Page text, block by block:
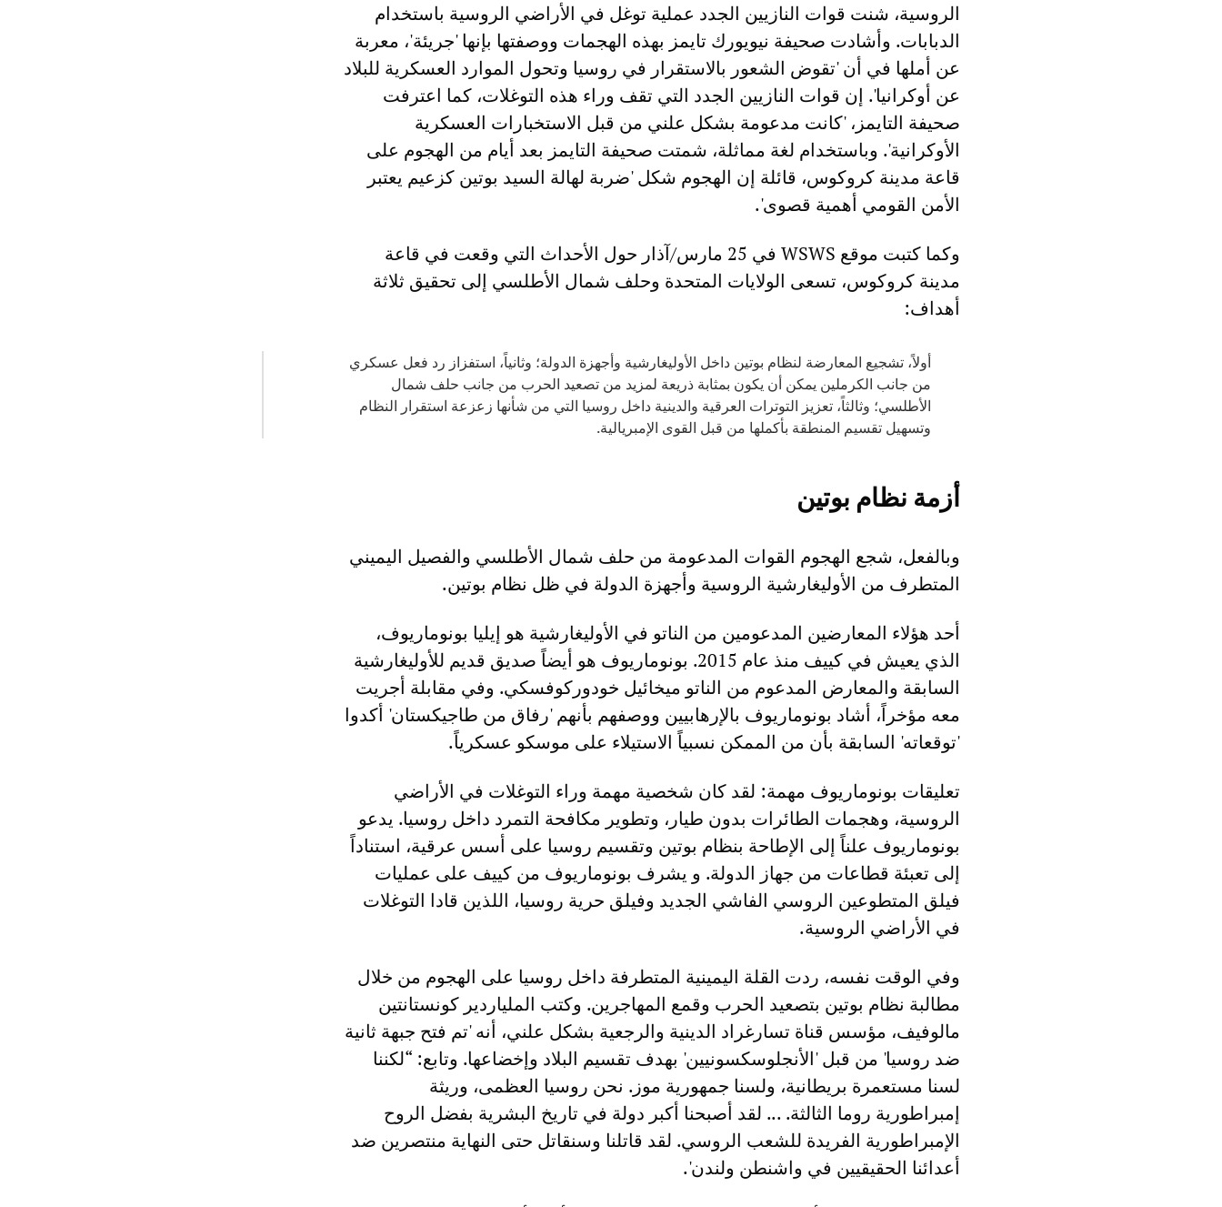
الروسية، شنت قوات النازيين الجدد عملية توغل في الأراضي الروسية باستخدام
الدبابات. وأشادت صحيفة نيويورك تايمز بهذه الهجمات ووصفتها بإنها 'جريئة'، معربة
عن أملها في أن 'تقوض الشعور بالاستقرار في روسيا وتحول الموارد العسكرية للبلاد
عن أوكرانيا'. إن قوات النازيين الجدد التي تقف وراء هذه التوغلات، كما اعترفت
صحيفة التايمز، 'كانت مدعومة بشكل علني من قبل الاستخبارات العسكرية
الأوكرانية'. وباستخدام لغة مماثلة، شمتت صحيفة التايمز بعد أيام من الهجوم على
قاعة مدينة كروكوس، قائلة إن الهجوم شكل 'ضربة لهالة السيد بوتين كزعيم يعتبر
الأمن القومي أهمية قصوى'.
وكما كتبت موقع WSWS في 25 مارس/آذار حول الأحداث التي وقعت في قاعة
مدينة كروكوس، تسعى الولايات المتحدة وحلف شمال الأطلسي إلى تحقيق ثلاثة
أهداف:
أولاً، تشجيع المعارضة لنظام بوتين داخل الأوليغارشية وأجهزة الدولة؛ وثانياً، استفزاز رد فعل عسكري
من جانب الكرملين يمكن أن يكون بمثابة ذريعة لمزيد من تصعيد الحرب من جانب حلف شمال
الأطلسي؛ وثالثاً، تعزيز التوترات العرقية والدينية داخل روسيا التي من شأنها زعزعة استقرار النظام
وتسهيل تقسيم المنطقة بأكملها من قبل القوى الإمبريالية.
أزمة نظام بوتين
وبالفعل، شجع الهجوم القوات المدعومة من حلف شمال الأطلسي والفصيل اليميني
المتطرف من الأوليغارشية الروسية وأجهزة الدولة في ظل نظام بوتين.
أحد هؤلاء المعارضين المدعومين من الناتو في الأوليغارشية هو إيليا بونوماريوف،
الذي يعيش في كييف منذ عام 2015. بونوماريوف هو أيضاً صديق قديم للأوليغارشية
السابقة والمعارض المدعوم من الناتو ميخائيل خودوركوفسكي. وفي مقابلة أجريت
معه مؤخراً، أشاد بونوماريوف بالإرهابيين ووصفهم بأنهم 'رفاق من طاجيكستان' أكدوا
'توقعاته' السابقة بأن من الممكن نسبياً الاستيلاء على موسكو عسكرياً.
تعليقات بونوماريوف مهمة: لقد كان شخصية مهمة وراء التوغلات في الأراضي
الروسية، وهجمات الطائرات بدون طيار، وتطوير مكافحة التمرد داخل روسيا. يدعو
بونوماريوف علناً إلى الإطاحة بنظام بوتين وتقسيم روسيا على أسس عرقية، استناداً
إلى تعبئة قطاعات من جهاز الدولة. و يشرف بونوماريوف من كييف على عمليات
فيلق المتطوعين الروسي الفاشي الجديد وفيلق حرية روسيا، اللذين قادا التوغلات
في الأراضي الروسية.
وفي الوقت نفسه، ردت القلة اليمينية المتطرفة داخل روسيا على الهجوم من خلال
مطالبة نظام بوتين بتصعيد الحرب وقمع المهاجرين. وكتب الملياردير كونستانتين
مالوفيف، مؤسس قناة تسارغراد الدينية والرجعية بشكل علني، أنه 'تم فتح جبهة ثانية
ضد روسيا' من قبل 'الأنجلوسكسونيين' بهدف تقسيم البلاد وإخضاعها. وتابع: “لكننا
لسنا مستعمرة بريطانية، ولسنا جمهورية موز. نحن روسيا العظمى، وريثة
إمبراطورية روما الثالثة. ... لقد أصبحنا أكبر دولة في تاريخ البشرية بفضل الروح
الإمبراطورية الفريدة للشعب الروسي. لقد قاتلنا وسنقاتل حتى النهاية منتصرين ضد
أعدائنا الحقيقيين في واشنطن ولندن'.